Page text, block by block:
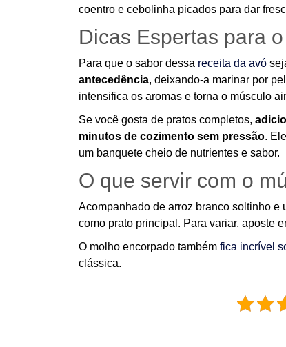
coentro e cebolinha picados para dar
Dicas Espertas para
Para que o sabor dessa receita da avó
antecedência, deixando-a marinar por
intensifica os aromas e torna o músculo
Se você gosta de pratos completos,
minutos de cozimento sem pressão.
um banquete cheio de nutrientes e sabor.
O que servir com o
Acompanhado de arroz branco soltinho
como prato principal. Para variar, aposte
O molho encorpado também fica incrível
clássica.